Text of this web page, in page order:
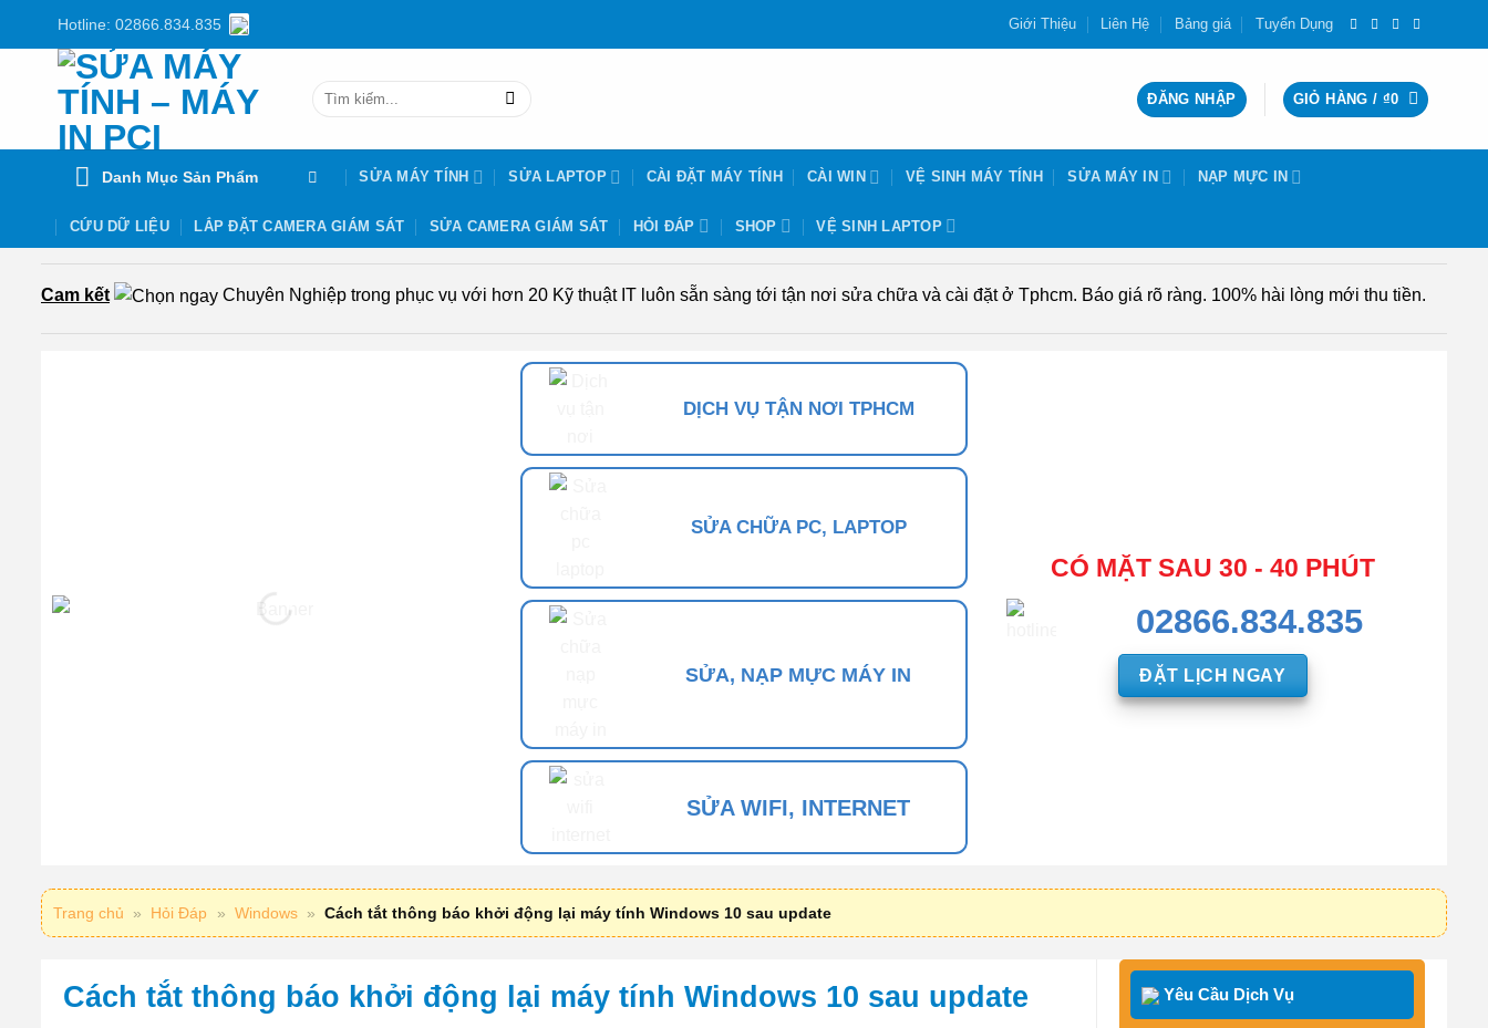
Hotline: 02866.834.835 Giới Thiệu Liên Hệ Bảng giá Tuyển Dụng
Tìm
ĐĂNG NHẬP GIỎ HÀNG / ₫0
Danh Mục Sản Phẩm SỬA MÁY TÍNH SỬA LAPTOP CÀI ĐẶT MÁY TÍNH CÀI WIN VỆ SINH MÁY TÍNH SỬA MÁY IN NẠP MỰC IN
CỨU DỮ LIỆU LẮP ĐẶT CAMERA GIÁM SÁT SỬA CAMERA GIÁM SÁT HỎI ĐÁP SHOP VỆ SINH LAPTOP
Cam kết Chuyên Nghiệp trong phục vụ với hơn 20 Kỹ thuật IT luôn sẵn sàng tới tận nơi sửa chữa và cài đặt ở Tphcm. Báo giá rõ ràng. 100% hài lòng mới thu tiền.
DỊCH VỤ TẬN NƠI TPHCM
SỬA CHỮA PC, LAPTOP
SỬA, NẠP MỰC MÁY IN
SỬA WIFI, INTERNET
CÓ MẶT SAU 30 - 40 PHÚT
02866.834.835
ĐẶT LỊCH NGAY
Trang chủ » Hỏi Đáp » Windows » Cách tắt thông báo khởi động lại máy tính Windows 10 sau update
Cách tắt thông báo khởi động lại máy tính Windows 10 sau update Yêu Cầu Dịch Vụ